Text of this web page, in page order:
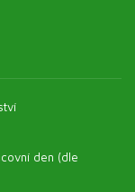
den (dle